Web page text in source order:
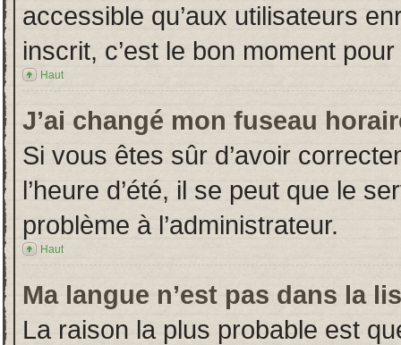
accessible qu’aux utilisateurs
inscrit, c’est le bon moment
Haut
J’ai changé mon fuseau
Si vous êtes sûr d’avoir
l’heure d’été, il se peut que le
problème à l’administrateur.
Haut
Ma langue n’est pas dans la
La raison la plus probable est